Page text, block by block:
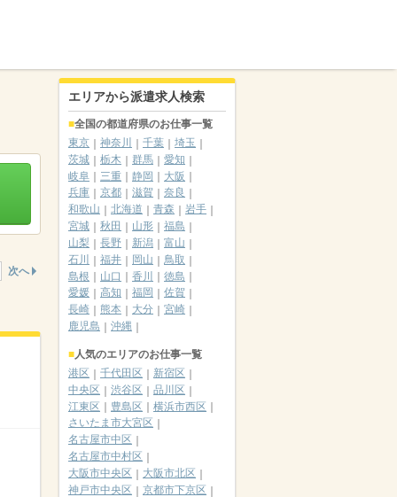
次へ
エリアから派遣求人検索
全国の都道府県のお仕事一覧
東京
神奈川 千葉
埼玉
茨城
栃木 群馬
愛知
岐阜
三重 静岡
大阪
兵庫
京都 滋賀
奈良
和歌山
北海道 青森
岩手
宮城
秋田 山形
福島
山梨
長野 新潟
富山
石川
福井 岡山
鳥取
島根
山口 香川
徳島
愛媛
高知 福岡
佐賀
長崎
熊本 大分
宮崎
鹿児島
沖縄
人気のエリアのお仕事一覧
港区
千代田区
新宿区
中央区
渋谷区
品川区
江東区
豊島区
横浜市西区
さいたま市大宮区
名古屋市中区
名古屋市中村区
大阪市中央区
大阪市北区
神戸市中央区
京都市下京区